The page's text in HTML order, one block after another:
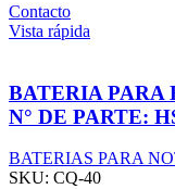
Contacto
Vista rápida
BATERIA PARA
N° DE PARTE:
BATERIAS PARA
SKU: CQ-40